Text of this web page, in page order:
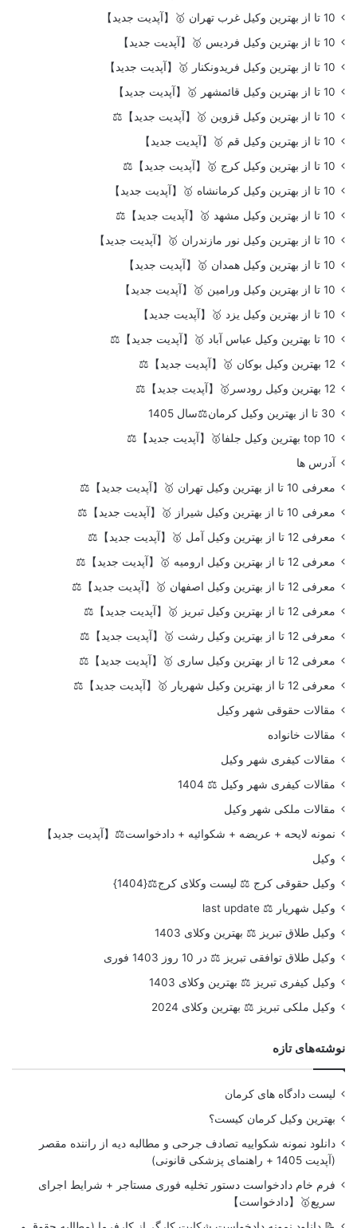
10 تا از بهترین وکیل غرب تهران 🥇【آپدیت جدید】
10 تا از بهترین وکیل فردیس 🥇【آپدیت جدید】
10 تا از بهترین وکیل فریدونکنار 🥇【آپدیت جدید】
10 تا از بهترین وکیل قائمشهر 🥇【آپدیت جدید】
10 تا از بهترین وکیل قزوین 🥇【آپدیت جدید】⚖️
10 تا از بهترین وکیل قم 🥇【آپدیت جدید】
10 تا از بهترین وکیل کرج 🥇【آپدیت جدید】⚖️
10 تا از بهترین وکیل کرمانشاه 🥇【آپدیت جدید】
10 تا از بهترین وکیل مشهد 🥇【آپدیت جدید】⚖️
10 تا از بهترین وکیل نور مازندران 🥇【آپدیت جدید】
10 تا از بهترین وکیل همدان 🥇【آپدیت جدید】
10 تا از بهترین وکیل ورامین 🥇【آپدیت جدید】
10 تا از بهترین وکیل یزد 🥇【آپدیت جدید】
10 تا بهترین وکیل عباس آباد 🥇【آپدیت جدید】⚖️
12 بهترین وکیل بوکان 🥇【آپدیت جدید】⚖️
12 بهترین وکیل رودسر🥇【آپدیت جدید】⚖️
30 تا از بهترین وکیل کرمان⚖️سال 1405
top 10 بهترین وکیل جلفا🥇【آپدیت جدید】⚖️
آدرس ها
معرفی 10 تا از بهترین وکیل تهران 🥇【آپدیت جدید】⚖️
معرفی 10 تا از بهترین وکیل شیراز 🥇【آپدیت جدید】⚖️
معرفی 12 تا از بهترین وکیل آمل 🥇【آپدیت جدید】⚖️
معرفی 12 تا از بهترین وکیل ارومیه 🥇【آپدیت جدید】⚖️
معرفی 12 تا از بهترین وکیل اصفهان 🥇【آپدیت جدید】⚖️
معرفی 12 تا از بهترین وکیل تبریز 🥇【آپدیت جدید】⚖️
معرفی 12 تا از بهترین وکیل رشت 🥇【آپدیت جدید】⚖️
معرفی 12 تا از بهترین وکیل ساری 🥇【آپدیت جدید】⚖️
معرفی 12 تا از بهترین وکیل شهریار 🥇【آپدیت جدید】⚖️
مقالات حقوقی شهر وکیل
مقالات خانواده
مقالات کیفری شهر وکیل
مقالات کیفری شهر وکیل ⚖️ 1404
مقالات ملکی شهر وکیل
نمونه لایحه + عریضه + شکوائیه + دادخواست⚖️【آپدیت جدید】
وکیل
وکیل حقوقی کرج ⚖️ لیست وکلای کرج⚖️{1404}
وکیل شهریار ⚖️ last update
وکیل طلاق تبریز ⚖️ بهترین وکلای 1403
وکیل طلاق توافقی تبریز ⚖️ در 10 روز 1403 فوری
وکیل کیفری تبریز ⚖️ بهترین وکلای 1403
وکیل ملکی تبریز ⚖️ بهترین وکلای 2024
نوشته‌های تازه
لیست دادگاه های کرمان
بهترین وکیل کرمان کیست؟
دانلود نمونه شکواییه تصادف جرحی و مطالبه دیه از راننده مقصر
(آپدیت 1405 + راهنمای پزشکی قانونی)
فرم خام دادخواست دستور تخلیه فوری مستاجر + شرایط اجرای
سریع🥇【دادخواست】